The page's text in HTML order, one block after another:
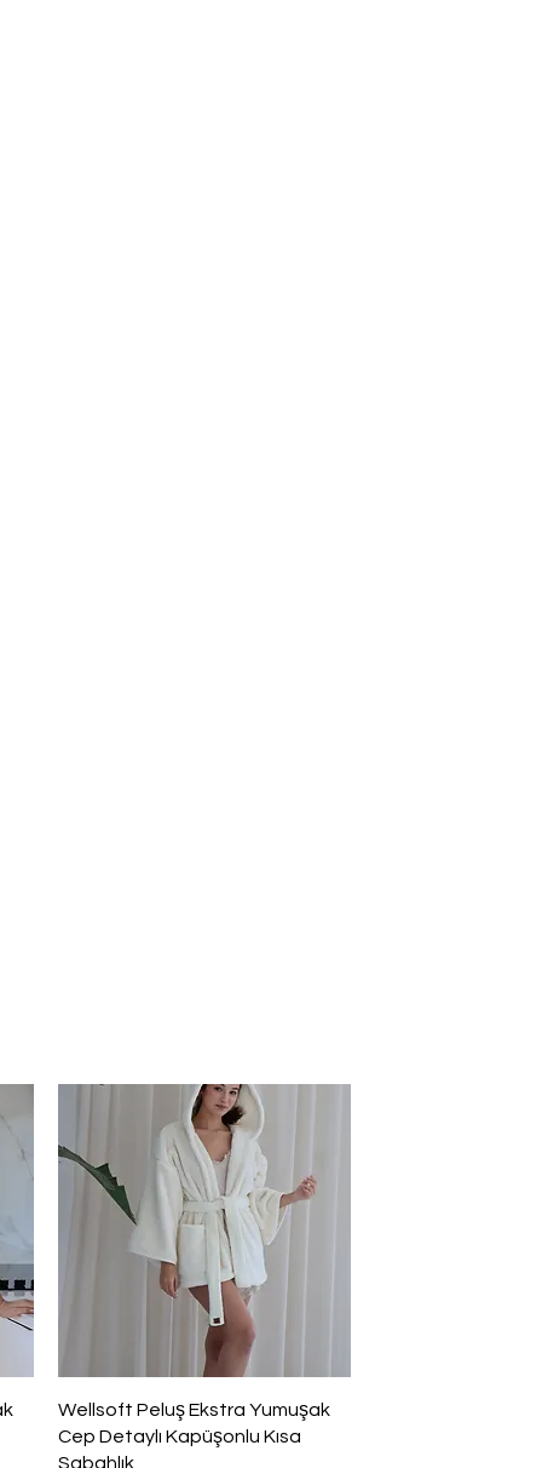
Hızlı Bakış
Wellsoft Peluş Ekstra Yumuşak
Cep Detaylı Kapüşonlu Kısa
Sabahlık